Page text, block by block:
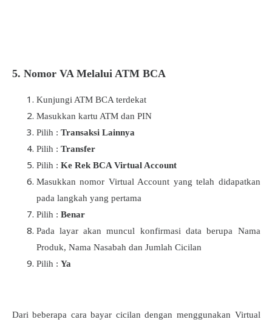
5. Nomor VA Melalui ATM BCA
Kunjungi ATM BCA terdekat
Masukkan kartu ATM dan PIN
Pilih : Transaksi Lainnya
Pilih : Transfer
Pilih : Ke Rek BCA Virtual Account
Masukkan nomor Virtual Account yang telah didapatkan
pada langkah yang pertama
Pilih : Benar
Pada layar akan muncul konfirmasi data berupa Nama
Produk, Nama Nasabah dan Jumlah Cicilan
Pilih : Ya
Dari beberapa cara bayar cicilan dengan menggunakan Virtual